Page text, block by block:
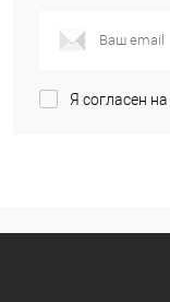
Я согласен на